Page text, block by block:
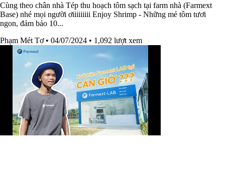
Cùng theo chân nhà Tép thu hoạch tôm sạch tại farm nhà (Farmext
Base) nhé mọi người ơiiiiiiiii Enjoy Shrimp - Những mẻ tôm tươi
ngon, đảm bảo 10...
Phạm Mét Tơ • 04/07/2024 • 1,092 lượt xem